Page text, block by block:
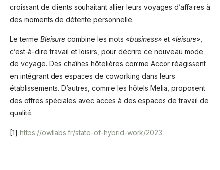
croissant de clients souhaitant allier leurs voyages d’affaires à
des moments de détente personnelle.
Le terme Bleisure combine les mots «business» et «leisure»,
c’est-à-dire travail et loisirs, pour décrire ce nouveau mode
de voyage. Des chaînes hôtelières comme Accor réagissent
en intégrant des espaces de coworking dans leurs
établissements. D’autres, comme les hôtels Melia, proposent
des offres spéciales avec accès à des espaces de travail de
qualité.
[1] https://owllabs.fr/state-of-hybrid-work/2023